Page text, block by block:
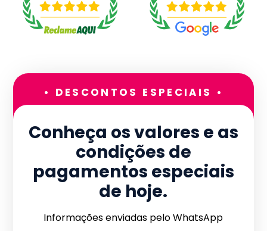
• DESCONTOS ESPECIAIS •
Conheça os valores e as
condições de
pagamentos especiais
de hoje.
Informações enviadas pelo WhatsApp